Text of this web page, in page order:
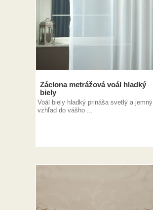
Záclona metrážová voál hladký
biely
Voál biely hladký prináša svetlý a jemný
vzhľad do vášho ...